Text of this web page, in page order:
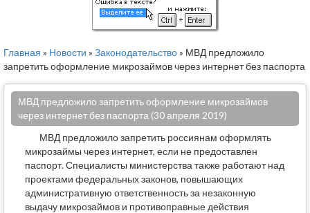
Главная » Новости » Законодательство» МВД предложило
запретить оформление микрозаймов через интернет без паспорта
МВД предложило запретить оформление микрозаймов
через интернет без паспорта (30 апреля 2019)
МВД предложило запретить россиянам оформлять
микрозаймы через интернет, если не предоставлен
паспорт. Специалисты министерства также работают над
проектами федеральных законов, повышающих
административную ответственность за незаконную
выдачу микрозаймов и противоправные действия